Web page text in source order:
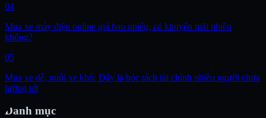
04
Mua xe máy điện online giá bao nhiêu, có khuyến mãi nhiều
không?
05
Mua xe dễ, nuôi xe khó: Đây là bóc tách tài chính nhiều người chưa
lường tới
Danh mục